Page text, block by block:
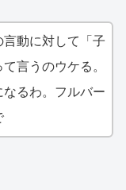
動に対して「子
言うのウケる。
るわ。フルバー